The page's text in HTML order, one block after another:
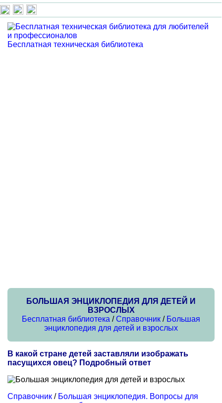
Бесплатная техническая библиотека
БОЛЬШАЯ ЭНЦИКЛОПЕДИЯ ДЛЯ ДЕТЕЙ И
ВЗРОСЛЫХ
Бесплатная библиотека /Справочник / Большая
энциклопедия для детей и взрослых
В какой стране детей заставляли изображать
пасущихся овец? Подробный ответ
Справочник / Большая энциклопедия. Вопросы для